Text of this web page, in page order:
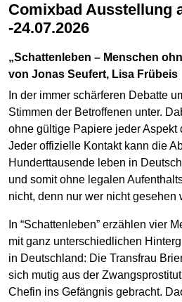
Comixbad Ausstellung ab dem 28.05.
-24.07.2026
„Schattenleben – Menschen ohne Papiere erzählen“
von Jonas Seufert, Lisa Frübeis
In der immer schärferen Debatte
Stimmen der Betroffenen unter.
ohne gültige Papiere jeder Aspekt
Jeder offizielle Kontakt kann die
Hunderttausende leben in
und somit ohne legalen
nicht, denn nur wer nicht gesehen
In “Schattenleben” erzählen vier
mit ganz unterschiedlichen
in Deutschland: Die Transfrau
sich mutig aus der
Chefin ins Gefängnis gebracht.